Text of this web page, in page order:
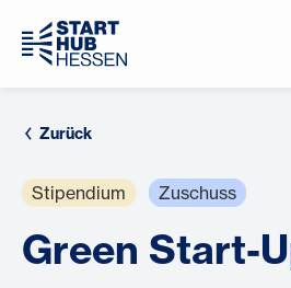
Zurück
Stipendium Zuschuss
Green Start-